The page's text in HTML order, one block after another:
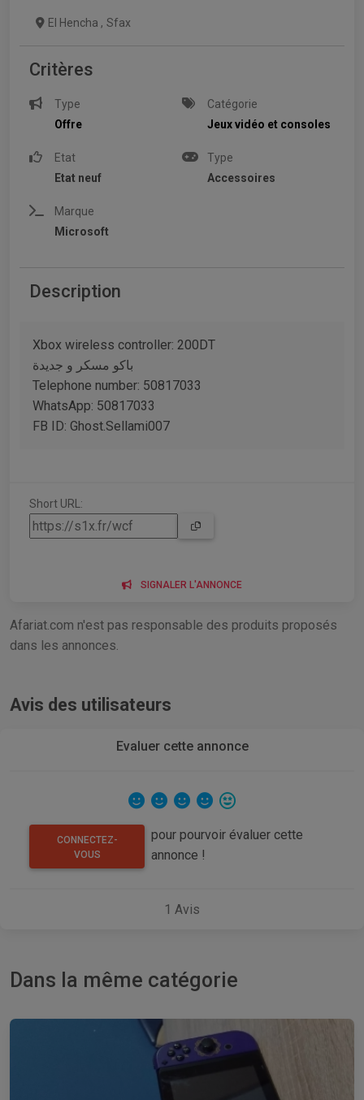
El Hencha , Sfax
Critères
Type
Offre
Catégorie
Jeux vidéo et consoles
Etat
Etat neuf
Type
Accessoires
Marque
Microsoft
Description
Xbox wireless controller: 200DT
باكو مسكر و جديدة
Telephone number: 50817033
WhatsApp: 50817033
FB ID: Ghost.Sellami007
Short URL:
SIGNALER L'ANNONCE
Afariat.com n'est pas responsable des produits proposés
dans les annonces.
Avis des utilisateurs
Evaluer cette annonce
CONNECTEZ-
VOUS
pour pourvoir évaluer cette
annonce !
1 Avis
Dans la même catégorie